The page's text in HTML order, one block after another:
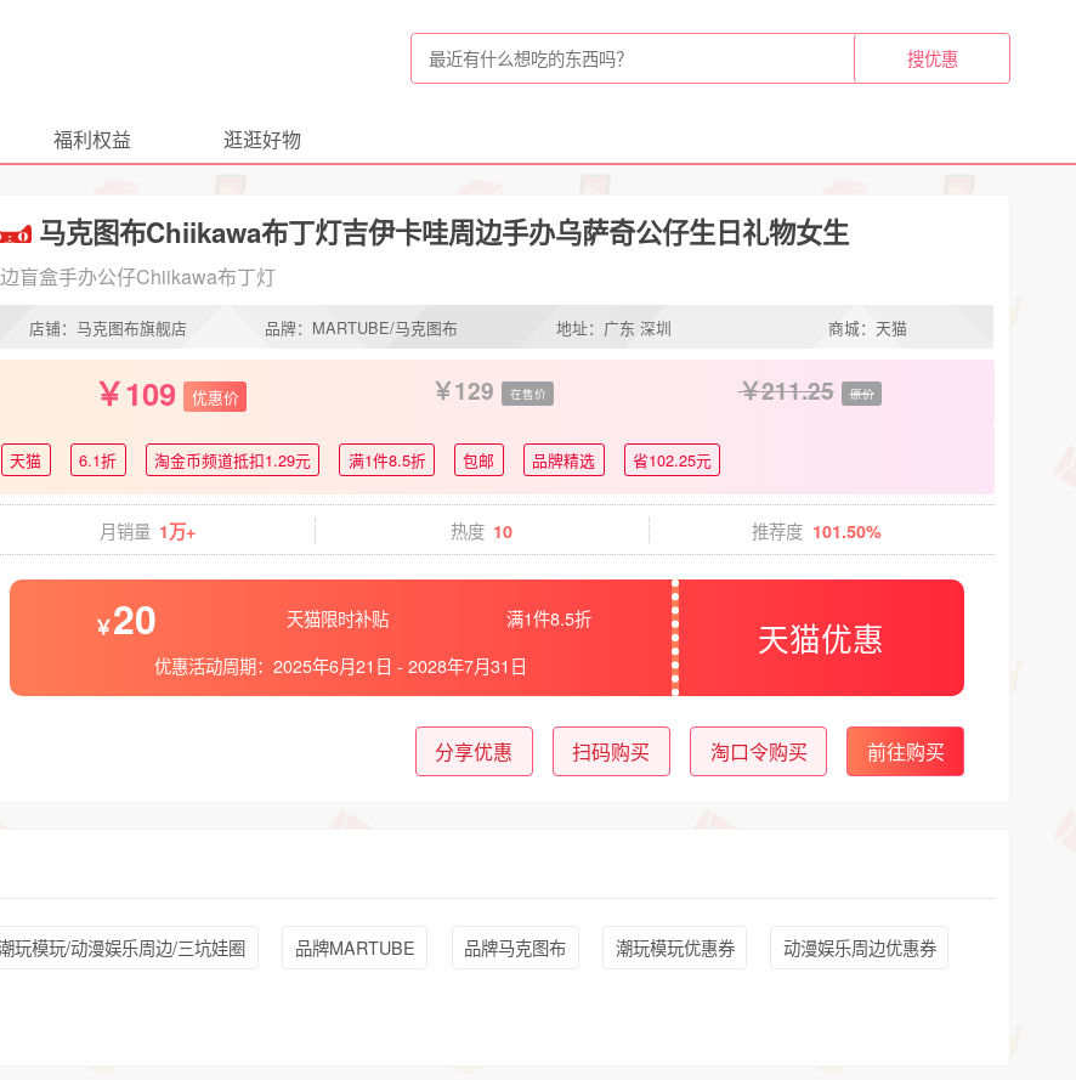
福利权益 逛逛好物
马克图布Chiikawa布丁灯吉伊卡哇周边手办乌萨奇公仔生日礼物女生
盲盒手办公仔Chiikawa布丁灯
店铺：马克图布旗舰店 品牌：MARTUBE/马克图布 地址：广东 深圳 商城：天猫
109 优惠价 129 在售价 211.25 原价
天猫 6.1折 淘金币频道抵扣1.29元 满1件8.5折 包邮 品牌精选 省102.25元
月销量 1万+ 热度 10 推荐度 101.50%
20 天猫限时补贴
满1件8.5折
优惠活动周期： 2025年6月21日 - 2028年7月31日
天猫优惠
分享优惠 扫码购买 淘口令购买 前往购买
玩模玩/动漫娱乐周边/三坑娃圈 品牌MARTUBE 品牌马克图布 潮玩模玩优惠券 动漫娱乐周边优惠券